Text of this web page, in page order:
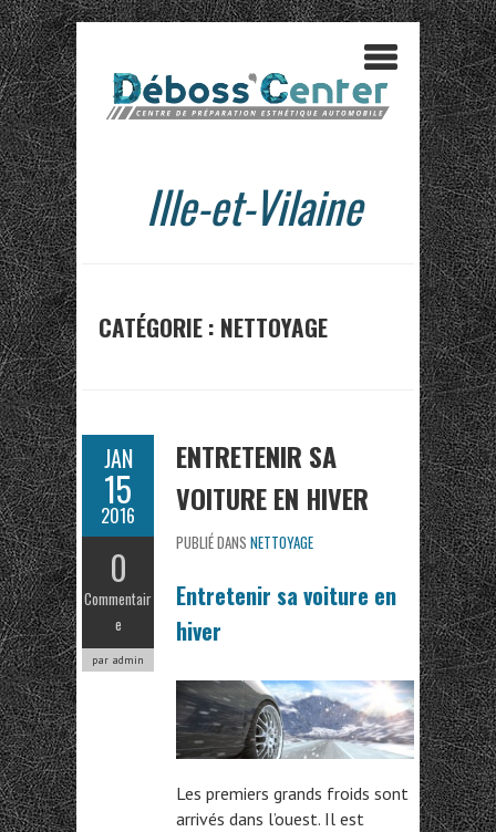
Ille-et-Vilaine
CATÉGORIE : NETTOYAGE
JAN
15
2016
0
Commentair
e
par admin
ENTRETENIR SA
VOITURE EN HIVER
PUBLIÉ DANS NETTOYAGE
Entretenir sa voiture en
hiver
Les premiers grands froids sont
arrivés dans l’ouest. Il est